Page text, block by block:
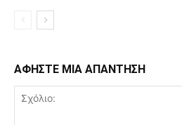
ΑΦΗΣΤΕ ΜΙΑ ΑΠΑΝΤΗΣΗ